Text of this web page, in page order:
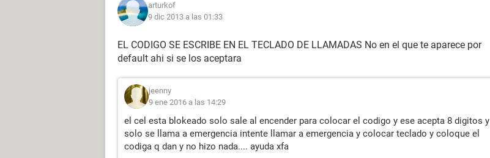
arturkof
9 dic 2013 a las 01:33
EL CODIGO SE ESCRIBE EN EL TECLADO DE LLAMADAS No en el que te aparece por
default ahi si se los aceptara
jeenny
9 ene 2016 a las 14:29
el cel esta blokeado solo sale al encender para colocar el codigo y ese acepta 8 digitos y
solo se llama a emergencia intente llamar a emergencia y colocar teclado y coloque el
codiga q dan y no hizo nada.... ayuda xfa